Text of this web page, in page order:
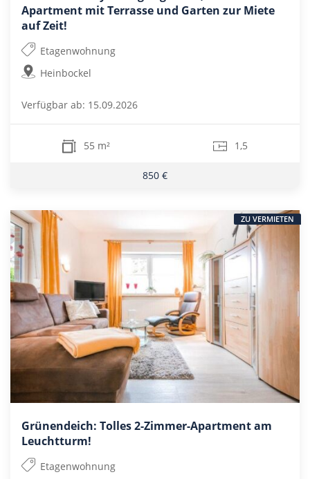
Apartment mit Terrasse und Garten zur Miete
auf Zeit!
Etagenwohnung
Heinbockel
Verfügbar ab: 15.09.2026
55 m² 1,5
850 €
Grünendeich: Tolles 2-Zimmer-Apartment am
Leuchtturm!
Etagenwohnung
ZU VERMIETEN